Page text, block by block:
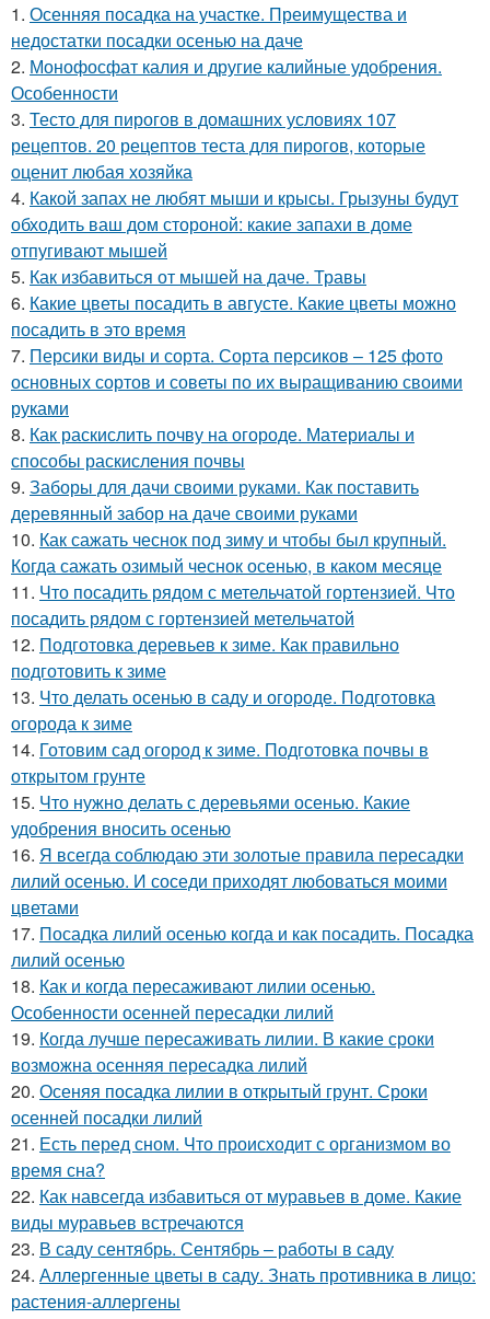
1. Осенняя посадка на участке. Преимущества и
недостатки посадки осенью на даче
2. Монофосфат калия и другие калийные удобрения.
Особенности
3. Тесто для пирогов в домашних условиях 107
рецептов. 20 рецептов теста для пирогов, которые
оценит любая хозяйка
4. Какой запах не любят мыши и крысы. Грызуны будут
обходить ваш дом стороной: какие запахи в доме
отпугивают мышей
5. Как избавиться от мышей на даче. Травы
6. Какие цветы посадить в августе. Какие цветы можно
посадить в это время
7. Персики виды и сорта. Сорта персиков – 125 фото
основных сортов и советы по их выращиванию своими
руками
8. Как раскислить почву на огороде. Материалы и
способы раскисления почвы
9. Заборы для дачи своими руками. Как поставить
деревянный забор на даче своими руками
10. Как сажать чеснок под зиму и чтобы был крупный.
Когда сажать озимый чеснок осенью, в каком месяце
11. Что посадить рядом с метельчатой гортензией. Что
посадить рядом с гортензией метельчатой
12. Подготовка деревьев к зиме. Как правильно
подготовить к зиме
13. Что делать осенью в саду и огороде. Подготовка
огорода к зиме
14. Готовим сад огород к зиме. Подготовка почвы в
открытом грунте
15. Что нужно делать с деревьями осенью. Какие
удобрения вносить осенью
16. Я всегда соблюдаю эти золотые правила пересадки
лилий осенью. И соседи приходят любоваться моими
цветами
17. Посадка лилий осенью когда и как посадить. Посадка
лилий осенью
18. Как и когда пересаживают лилии осенью.
Особенности осенней пересадки лилий
19. Когда лучше пересаживать лилии. В какие сроки
возможна осенняя пересадка лилий
20. Осеняя посадка лилии в открытый грунт. Сроки
осенней посадки лилий
21. Есть перед сном. Что происходит с организмом во
время сна?
22. Как навсегда избавиться от муравьев в доме. Какие
виды муравьев встречаются
23. В саду сентябрь. Сентябрь – работы в саду
24. Аллергенные цветы в саду. Знать противника в лицо:
растения-аллергены